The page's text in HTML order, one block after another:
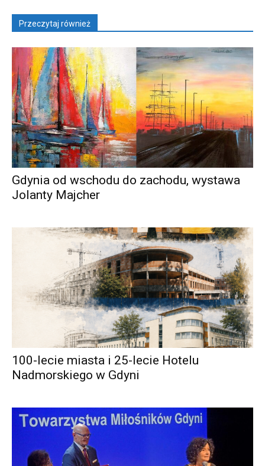
Przeczytaj również
Gdynia od wschodu do zachodu, wystawa
Jolanty Majcher
100-lecie miasta i 25-lecie Hotelu
Nadmorskiego w Gdyni